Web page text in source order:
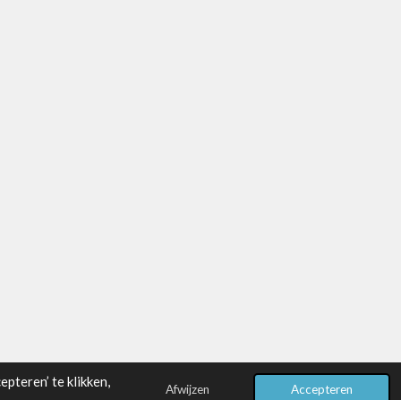
te klikken, Afwijzen Accepteren